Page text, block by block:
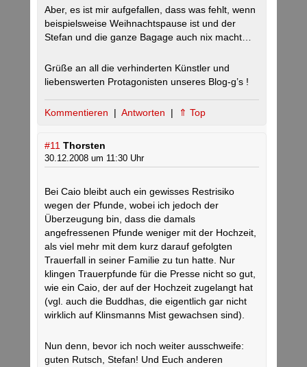
Aber, es ist mir aufgefallen, dass was fehlt, wenn
beispielsweise Weihnachtspause ist und der
Stefan und die ganze Bagage auch nix macht…
Grüße an all die verhinderten Künstler und
liebenswerten Protagonisten unseres Blog-g’s !
Kommentieren | Antworten | ⇑ Top
#11 Thorsten
30.12.2008 um 11:30 Uhr
Bei Caio bleibt auch ein gewisses Restrisiko
wegen der Pfunde, wobei ich jedoch der
Überzeugung bin, dass die damals
angefressenen Pfunde weniger mit der Hochzeit,
als viel mehr mit dem kurz darauf gefolgten
Trauerfall in seiner Familie zu tun hatte. Nur
klingen Trauerpfunde für die Presse nicht so gut,
wie ein Caio, der auf der Hochzeit zugelangt hat
(vgl. auch die Buddhas, die eigentlich gar nicht
wirklich auf Klinsmanns Mist gewachsen sind).
Nun denn, bevor ich noch weiter ausschweife:
guten Rutsch, Stefan! Und Euch anderen